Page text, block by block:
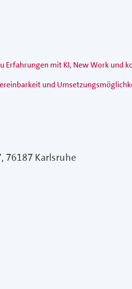
mit KI, New Work und
und
76187 Karlsruhe